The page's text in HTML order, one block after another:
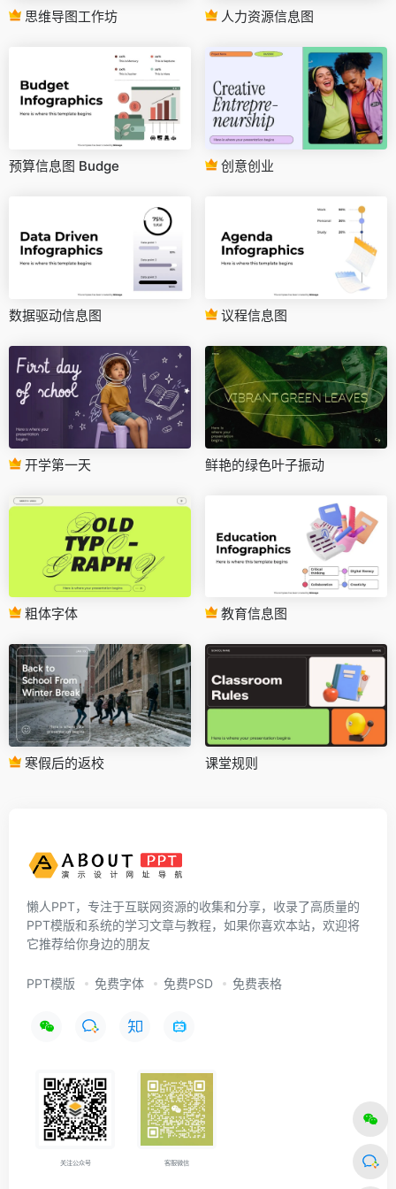
思维导图工作坊 人力资源信息图
预算信息图 Budge 创意创业
数据驱动信息图 议程信息图
开学第一天 鲜艳的绿色叶子振动
粗体字体 教育信息图
寒假后的返校 课堂规则
懒人PPT，专注于互联网资源的收集和分享，收录了高质量的
PPT模版和系统的学习文章与教程，如果你喜欢本站，欢迎将
它推荐给你身边的朋友
PPT模版 免费字体 免费PSD 免费表格
关注公众号 客服微信